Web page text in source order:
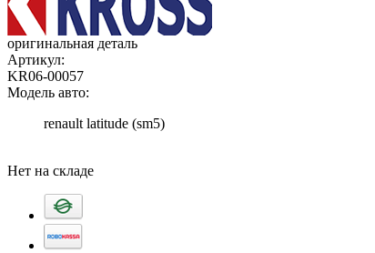
оригинальная деталь
Артикул:
KR06-00057
Модель авто:
renault latitude (sm5)
Нет на складе